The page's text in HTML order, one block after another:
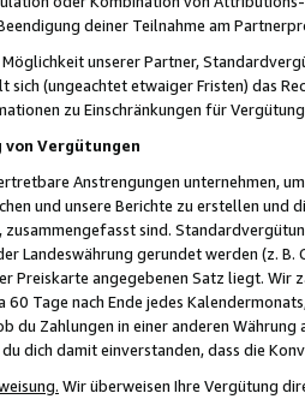
deiner Teilnahme am
unserer Partner,
sich (ungeachtet etwaiger Fristen) das
zu Einschränkungen für
von Vergütungen
Anstrengungen unternehmen,
und unsere Berichte zu erstellen und
zusammengefasst sind.
Landeswährung gerundet werden (z.
Preiskarte angegebenen Satz liegt.
60 Tage nach Ende jedes
du Zahlungen in einer anderen
dich damit einverstanden, dass die
Wir überweisen Ihre Vergütung